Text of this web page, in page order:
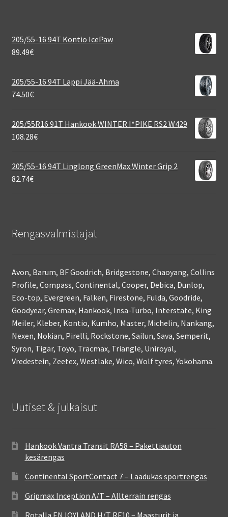
205/55-16 94T Kontio IcePaw
89.49€
205/55-16 94T Lappi Jää-Ahma
74.50€
205/55R16 91T Hankook WINTER I*PIKE RS2 W429
108.28€
205/55-16 94T Linglong GreenMax Winter Grip 2
82.74€
Rengasvalmistajat
Avon, Barum, BF Goodrich, Bridgestone, Chaoyang, Collins
Profile, Compass, Continental, Cooper, Debica, Dunlop,
Eco-top, Evergreen, Falken, Firestone, Fulda, Goodride,
Goodyear, Gremax, Hankook, Insa-Turbo, Interstate, King
Meiler, Kleber, Kontio, Kumho, Master, Michelin, Nankang,
Nexen, Nokian, Pirelli, Rockstone, Sailun, Sava, Semperit,
Syron, Tigar, Toyo, Tracmax, Triangle, Uniroyal,
Vredestein, Zeetex, Westlake, Wico, Wolf tyres, Yokohama.
Uutiset & julkaisut
Hankook Vantra Transit RA58 – Pakettiauton
kesärengas
Continental SportContact 7 – Laadukas sportrengas
Gripmax Inception A/T – Allterrain rengas
Rotalla ENJOYLAND H/T RF10 – Maasturit ja